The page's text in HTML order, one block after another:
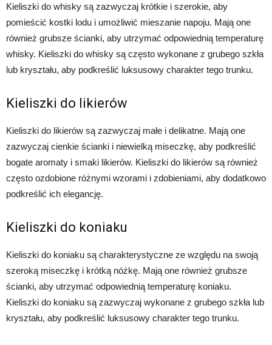
Kieliszki do whisky są zazwyczaj krótkie i szerokie, aby
pomieścić kostki lodu i umożliwić mieszanie napoju. Mają one
również grubsze ścianki, aby utrzymać odpowiednią temperaturę
whisky. Kieliszki do whisky są często wykonane z grubego szkła
lub kryształu, aby podkreślić luksusowy charakter tego trunku.
Kieliszki do likierów
Kieliszki do likierów są zazwyczaj małe i delikatne. Mają one
zazwyczaj cienkie ścianki i niewielką miseczkę, aby podkreślić
bogate aromaty i smaki likierów. Kieliszki do likierów są również
często ozdobione różnymi wzorami i zdobieniami, aby dodatkowo
podkreślić ich elegancję.
Kieliszki do koniaku
Kieliszki do koniaku są charakterystyczne ze względu na swoją
szeroką miseczkę i krótką nóżkę. Mają one również grubsze
ścianki, aby utrzymać odpowiednią temperaturę koniaku.
Kieliszki do koniaku są zazwyczaj wykonane z grubego szkła lub
kryształu, aby podkreślić luksusowy charakter tego trunku.